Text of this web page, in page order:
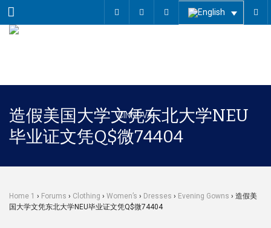
Menu
造假美国大学文凭东北大学NEU
毕业证文凭Q$微74404
Home 1 › Forums › Clothing › Women’s › Dresses › Evening Gowns › 造假美
国大学文凭东北大学NEU毕业证文凭Q$微74404